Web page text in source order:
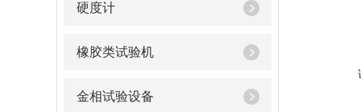
硬度计
橡胶类试验机
金相试验设备